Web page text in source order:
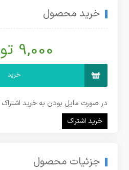
خرید محصول
9,000 تومان
خرید
در صورت مایل بودن به خرید اشتراک
خرید اشتراک
جزئیات محصول